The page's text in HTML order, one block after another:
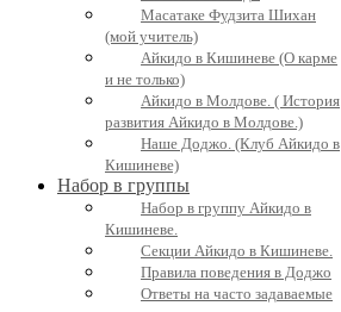
Масатаке Фудзита Шихан
(мой учитель)
Айкидо в Кишиневе (О карме
и не только)
Айкидо в Молдове. ( История
развития Айкидо в Молдове.)
Наше Доджо. (Клуб Айкидо в
Кишиневе)
Набор в группы
Набор в группу Айкидо в
Кишиневе.
Секции Айкидо в Кишиневе.
Правила поведения в Доджо
Ответы на часто задаваемые